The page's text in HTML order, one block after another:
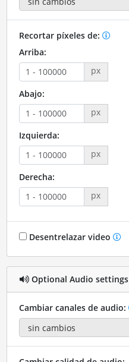
Recortar píxeles de:
Arriba:
px
Abajo:
px
Izquierda:
px
Derecha:
px
Desentrelazar video
Optional Audio settings
Cambiar canales de audio: